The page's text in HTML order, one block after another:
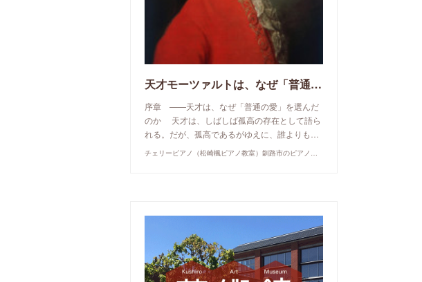
天才モーツァルトは、なぜ「普通の愛」を選んだのか
序章 ——天才は、なぜ「普通の愛」を選んだ
のか 天才は、しばしば孤高の存在として語ら
れる。だが、孤高であるがゆえに、誰よりも…
チェリーピアノ（松崎楓ピアノ教室）釧路市のピアノ教室